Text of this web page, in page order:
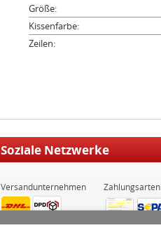
Größe:
Kissenfarbe:
Zeilen:
Soziale Netzwerke
Versandunternehmen Zahlungsarten